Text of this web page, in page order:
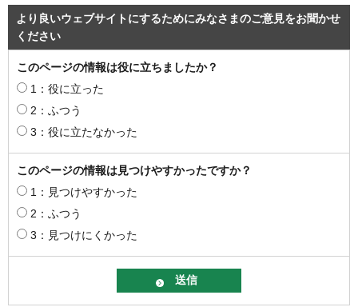
より良いウェブサイトにするためにみなさまのご意見をお聞かせ
ください
このページの情報は役に立ちましたか？
1：役に立った
2：ふつう
3：役に立たなかった
このページの情報は見つけやすかったですか？
1：見つけやすかった
2：ふつう
3：見つけにくかった